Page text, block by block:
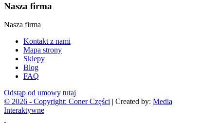
Nasza firma
Nasza firma
Kontakt z nami
Mapa strony
Sklepy
Blog
FAQ
Odstąp od umowy tutaj
© 2026 - Copyright: Coner Części | Created by: Media
Interaktywne